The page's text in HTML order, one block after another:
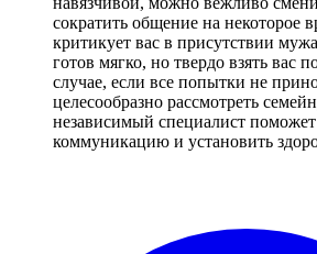
сократить общение на некоторое
критикует вас в присутствии
готов мягко, но твердо взять вас
случае, если все попытки не
целесообразно рассмотреть
независимый специалист поможет
коммуникацию и установить